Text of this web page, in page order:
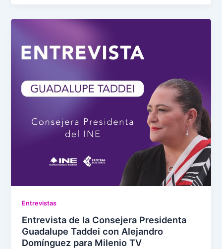
Entrevistas
Entrevista de la Consejera Presidenta
Guadalupe Taddei con Alejandro
Domínguez para Milenio TV